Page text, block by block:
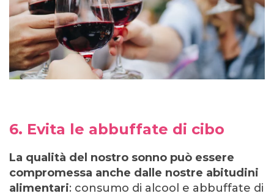
6. Evita le abbuffate di cibo
La qualità del nostro sonno può essere
compromessa anche dalle nostre abitudini
alimentari: consumo di alcool e abbuffate di